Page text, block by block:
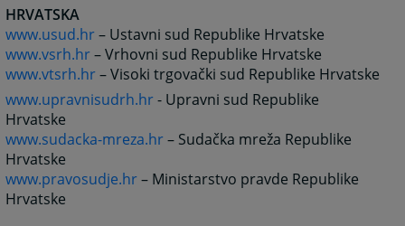
HRVATSKA
www.usud.hr– Ustavni sud Republike Hrvatske
www.vsrh.hr– Vrhovni sud Republike Hrvatske
www.vtsrh.hr– Visoki trgovački sud Republike Hrvatske
www.upravnisudrh.hr- Upravni sud Republike
Hrvatske
www.sudacka-mreza.hr– Sudačka mreža Republike
Hrvatske
www.pravosudje.hr– Ministarstvo pravde Republike
Hrvatske